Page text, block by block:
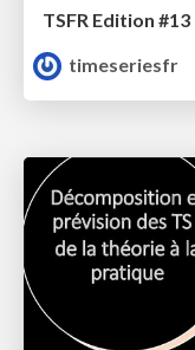
timeseriesfr